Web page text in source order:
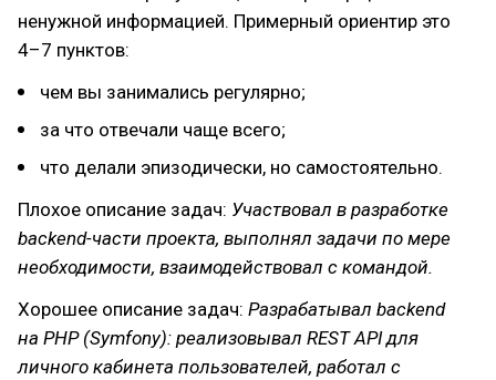
ненужной информацией. Примерный ориентир это
4–7 пунктов:
чем вы занимались регулярно;
за что отвечали чаще всего;
что делали эпизодически, но самостоятельно.
Плохое описание задач: Участвовал в разработке
backend-части проекта, выполнял задачи по мере
необходимости, взаимодействовал с командой.
Хорошее описание задач: Разрабатывал backend
на PHP (Symfony): реализовывал REST API для
личного кабинета пользователей, работал с